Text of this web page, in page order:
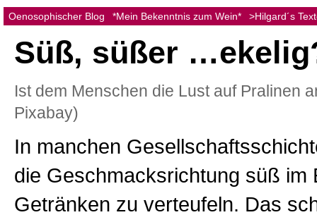
Oenosophischer Blog *Mein Bekenntnis zum Wein* >Hilgard´s
Süß, süßer
Ist dem Menschen die Lust auf Pralinen
Pixabay)
In manchen
die Geschmacksrichtung süß im
Getränken zu verteufeln. Das